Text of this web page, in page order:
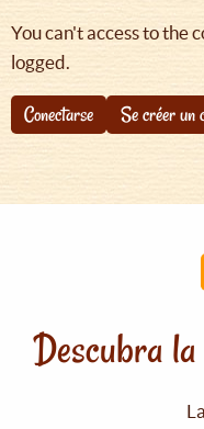
navegación
You can't access to the
logged.
Conectarse Se créer un
Descubra